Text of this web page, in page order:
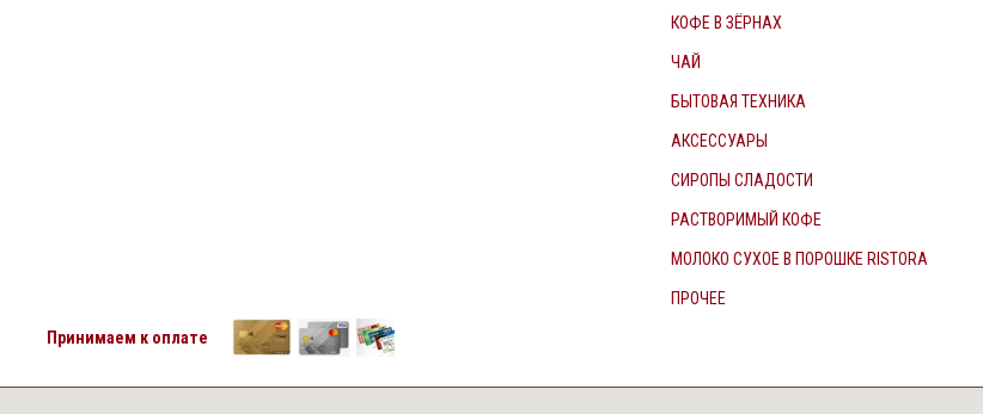
КОФЕ В ЗЁРНАХ
ЧАЙ
БЫТОВАЯ ТЕХНИКА
АКСЕССУАРЫ
СИРОПЫ СЛАДОСТИ
РАСТВОРИМЫЙ КОФЕ
МОЛОКО СУХОЕ В ПОРОШКЕ RISTORA
ПРОЧЕЕ
Принимаем к оплате